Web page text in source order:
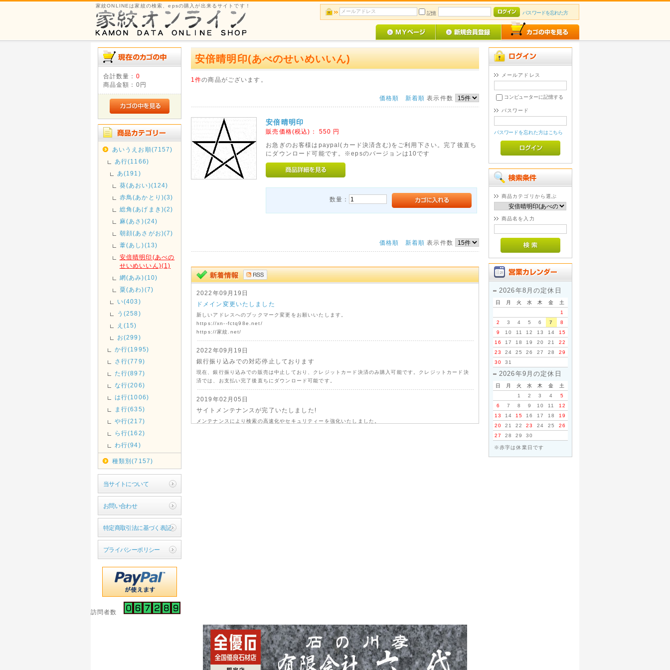
家紋ONLINEは家紋の検索、epsの購入が出来るサイトです！
記憶
パスワードを忘れた方
合計数量： 0
商品金額： 0円
あいうえお順(7157)
あ行(1166)
あ(191)
葵(あおい)(124)
赤鳥(あかとり)(3)
総角(あげまき)(2)
麻(あさ)(24)
朝顔(あさがお)(7)
葦(あし)(13)
安倍晴明印(あべの
せいめいいん)(1)
網(あみ)(10)
粟(あわ)(7)
い(403)
う(258)
え(15)
お(299)
か行(1995)
さ行(779)
た行(897)
な行(206)
は行(1006)
ま行(635)
や行(217)
ら行(162)
わ行(94)
種類別(7157)
当サイトについて
お問い合わせ
特定商取引法に基づく表記
プライバシーポリシー
訪問者数
安倍晴明印(あべのせいめいいん)
1件の商品がございます。
価格順 新着順 表示件数
安倍晴明印
販売価格(税込)： 550 円
お急ぎのお客様はpaypal(カード決済含む)をご利用下さい。完了後直ち
にダウンロード可能です。※epsのバージョンは10です
数量：
価格順 新着順 表示件数
2022年09月19日
ドメイン変更いたしました
新しいアドレスへのブックマーク変更をお願いいたします。
https://xn--fctq98e.net/
https://家紋.net/
2022年09月19日
銀行振り込みでの対応停止しております
現在、銀行振り込みでの販売は中止しており、クレジットカード決済のみ購入可能です。クレジットカード決
済では、お支払い完了後直ちにダウンロード可能です。
2019年02月05日
サイトメンテナンスが完了いたしました!
メンテナンスにより検索の高速化やセキュリティーを強化いたしました。
メールアドレス
コンピューターに記憶する
パスワード
パスワードを忘れた方はこちら
商品カテゴリから選ぶ
商品名を入力
2026年8月の定休日
日 月 火 水 木 金
土
1
2
3 4 5 6 7
8
9
10 11 12 13 14
15
16
17 18 19 20 21
22
23
24 25 26 27 28
29
30
31
2026年9月の定休日
日 月 火 水 木 金
土
1
2 3 4
5
6
7 8 9 10 11
12
13
14 15 16 17 18
19
20
21 22 23 24 25
26
27
28 29 30
※赤字は休業日です